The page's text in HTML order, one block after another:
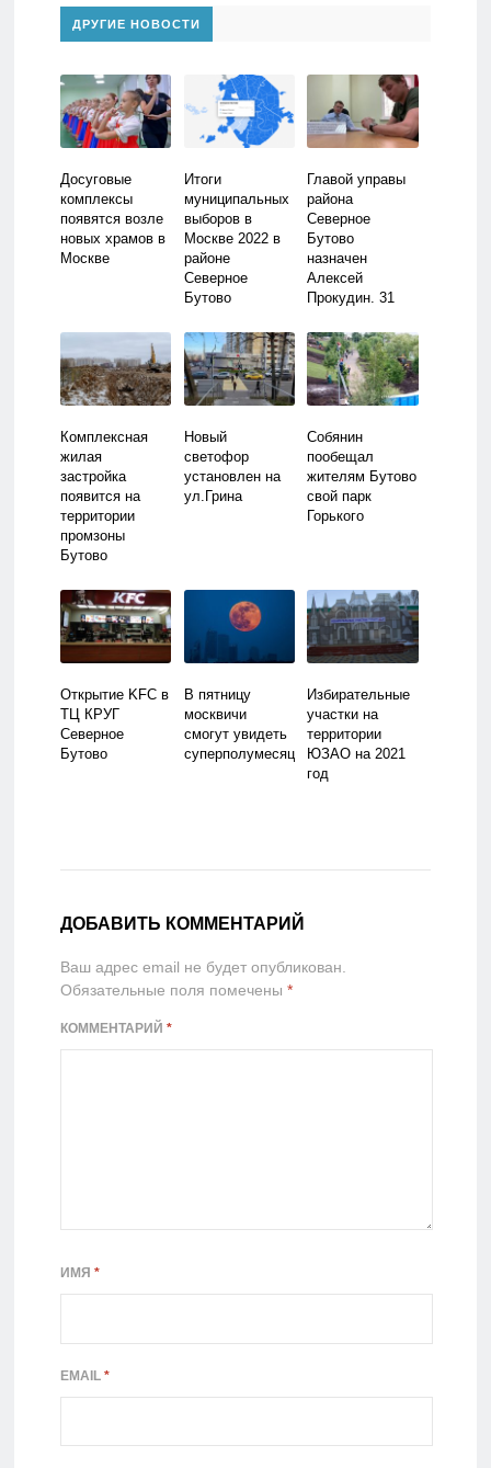
ДРУГИЕ НОВОСТИ
Досуговые
комплексы
появятся возле
новых храмов в
Москве
Итоги
муниципальных
выборов в
Москве 2022 в
районе
Северное
Бутово
Главой управы
района
Северное
Бутово
назначен
Алексей
Прокудин. 31
Комплексная
жилая
застройка
появится на
территории
промзоны
Бутово
Новый
светофор
установлен на
ул.Грина
Собянин
пообещал
жителям Бутово
свой парк
Горького
Открытие KFC в
ТЦ КРУГ
Северное
Бутово
В пятницу
москвичи
смогут увидеть
суперполумесяц
Избирательные
участки на
территории
ЮЗАО на 2021
год
ДОБАВИТЬ КОММЕНТАРИЙ
Ваш адрес email не будет опубликован.
Обязательные поля помечены *
КОММЕНТАРИЙ *
ИМЯ *
EMAIL *